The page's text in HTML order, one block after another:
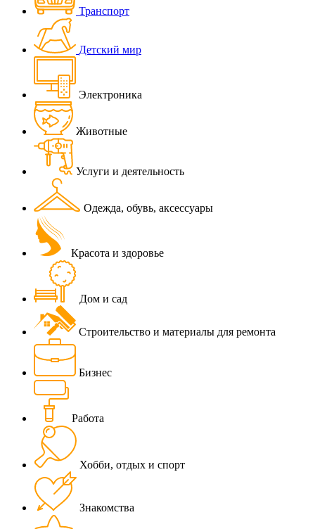
Транспорт
Детский мир
Электроника
Животные
Услуги и деятельность
Одежда, обувь, аксессуары
Красота и здоровье
Дом и сад
Строительство и материалы для ремонта
Бизнес
Работа
Хобби, отдых и спорт
Знакомства